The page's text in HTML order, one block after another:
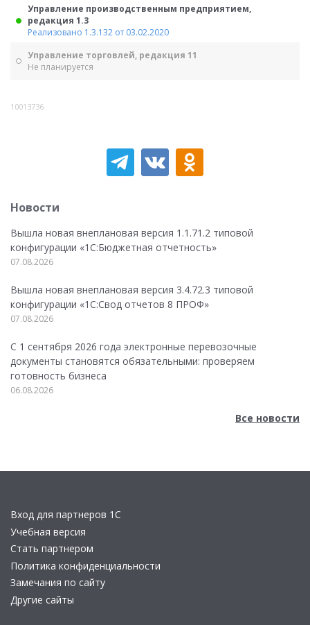
Управление производственным предприятием,
редакция 1.3
Реализовано 1.3.132 от 03.02.2020
Управление торговлей, редакция 11
Не планируется
10013736
Новости
Вышла новая внеплановая версия 1.1.71.2 типовой
конфигурации «1C:Бюджетная отчетность»
07.08.2026
Вышла новая внеплановая версия 3.4.72.3 типовой
конфигурации «1C:Свод отчетов 8 ПРОФ»
07.08.2026
С 1 сентября 2026 года электронные перевозочные
документы становятся обязательными: проверяем
готовность бизнеса
06.08.2026
Все новости
Вход для партнеров 1С
Учебная версия
Стать партнером
Политика конфиденциальности
Замечания по сайту
Другие сайты